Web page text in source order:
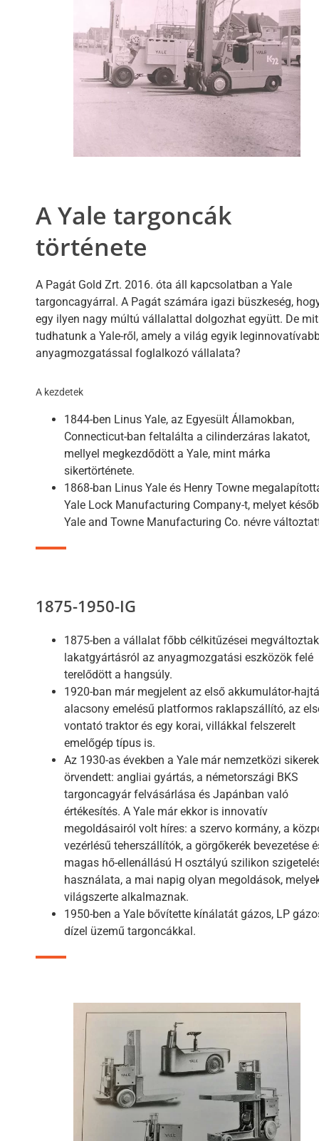
A Yale targoncák
története
A Pagát Gold Zrt. 2016. óta áll kapcsolatban a Yale
targoncagyárral. A Pagát számára igazi büszkeség,
egy ilyen nagy múltú vállalattal dolgozhat együtt. De
tudhatunk a Yale-ről, amely a világ egyik
anyagmozgatással foglalkozó vállalata?
A kezdetek
1844-ben Linus Yale, az Egyesült Államokban,
Connecticut-ban feltalálta a cilinderzáras lakatot,
mellyel megkezdődött a Yale, mint márka
sikertörténete.
1868-ban Linus Yale és Henry Towne
Yale Lock Manufacturing Company-t, melyet
Yale and Towne Manufacturing Co. névre
1875-1950-IG
1875-ben a vállalat főbb célkitűzései
lakatgyártásról az anyagmozgatási eszközök felé
terelődött a hangsúly.
1920-ban már megjelent az első akkumulátor-
alacsony emelésű platformos raklapszállító, az
vontató traktor és egy korai, villákkal felszerelt
emelőgép típus is.
Az 1930-as években a Yale már nemzetközi
örvendett: angliai gyártás, a németországi BKS
targoncagyár felvásárlása és Japánban való
értékesítés. A Yale már ekkor is innovatív
megoldásairól volt híres: a szervo kormány, a
vezérlésű teherszállítók, a görgőkerék bevezetése
magas hő-ellenállású H osztályú szilikon
használata, a mai napig olyan megoldások,
világszerte alkalmaznak.
1950-ben a Yale bővítette kínálatát gázos, LP
dízel üzemű targoncákkal.